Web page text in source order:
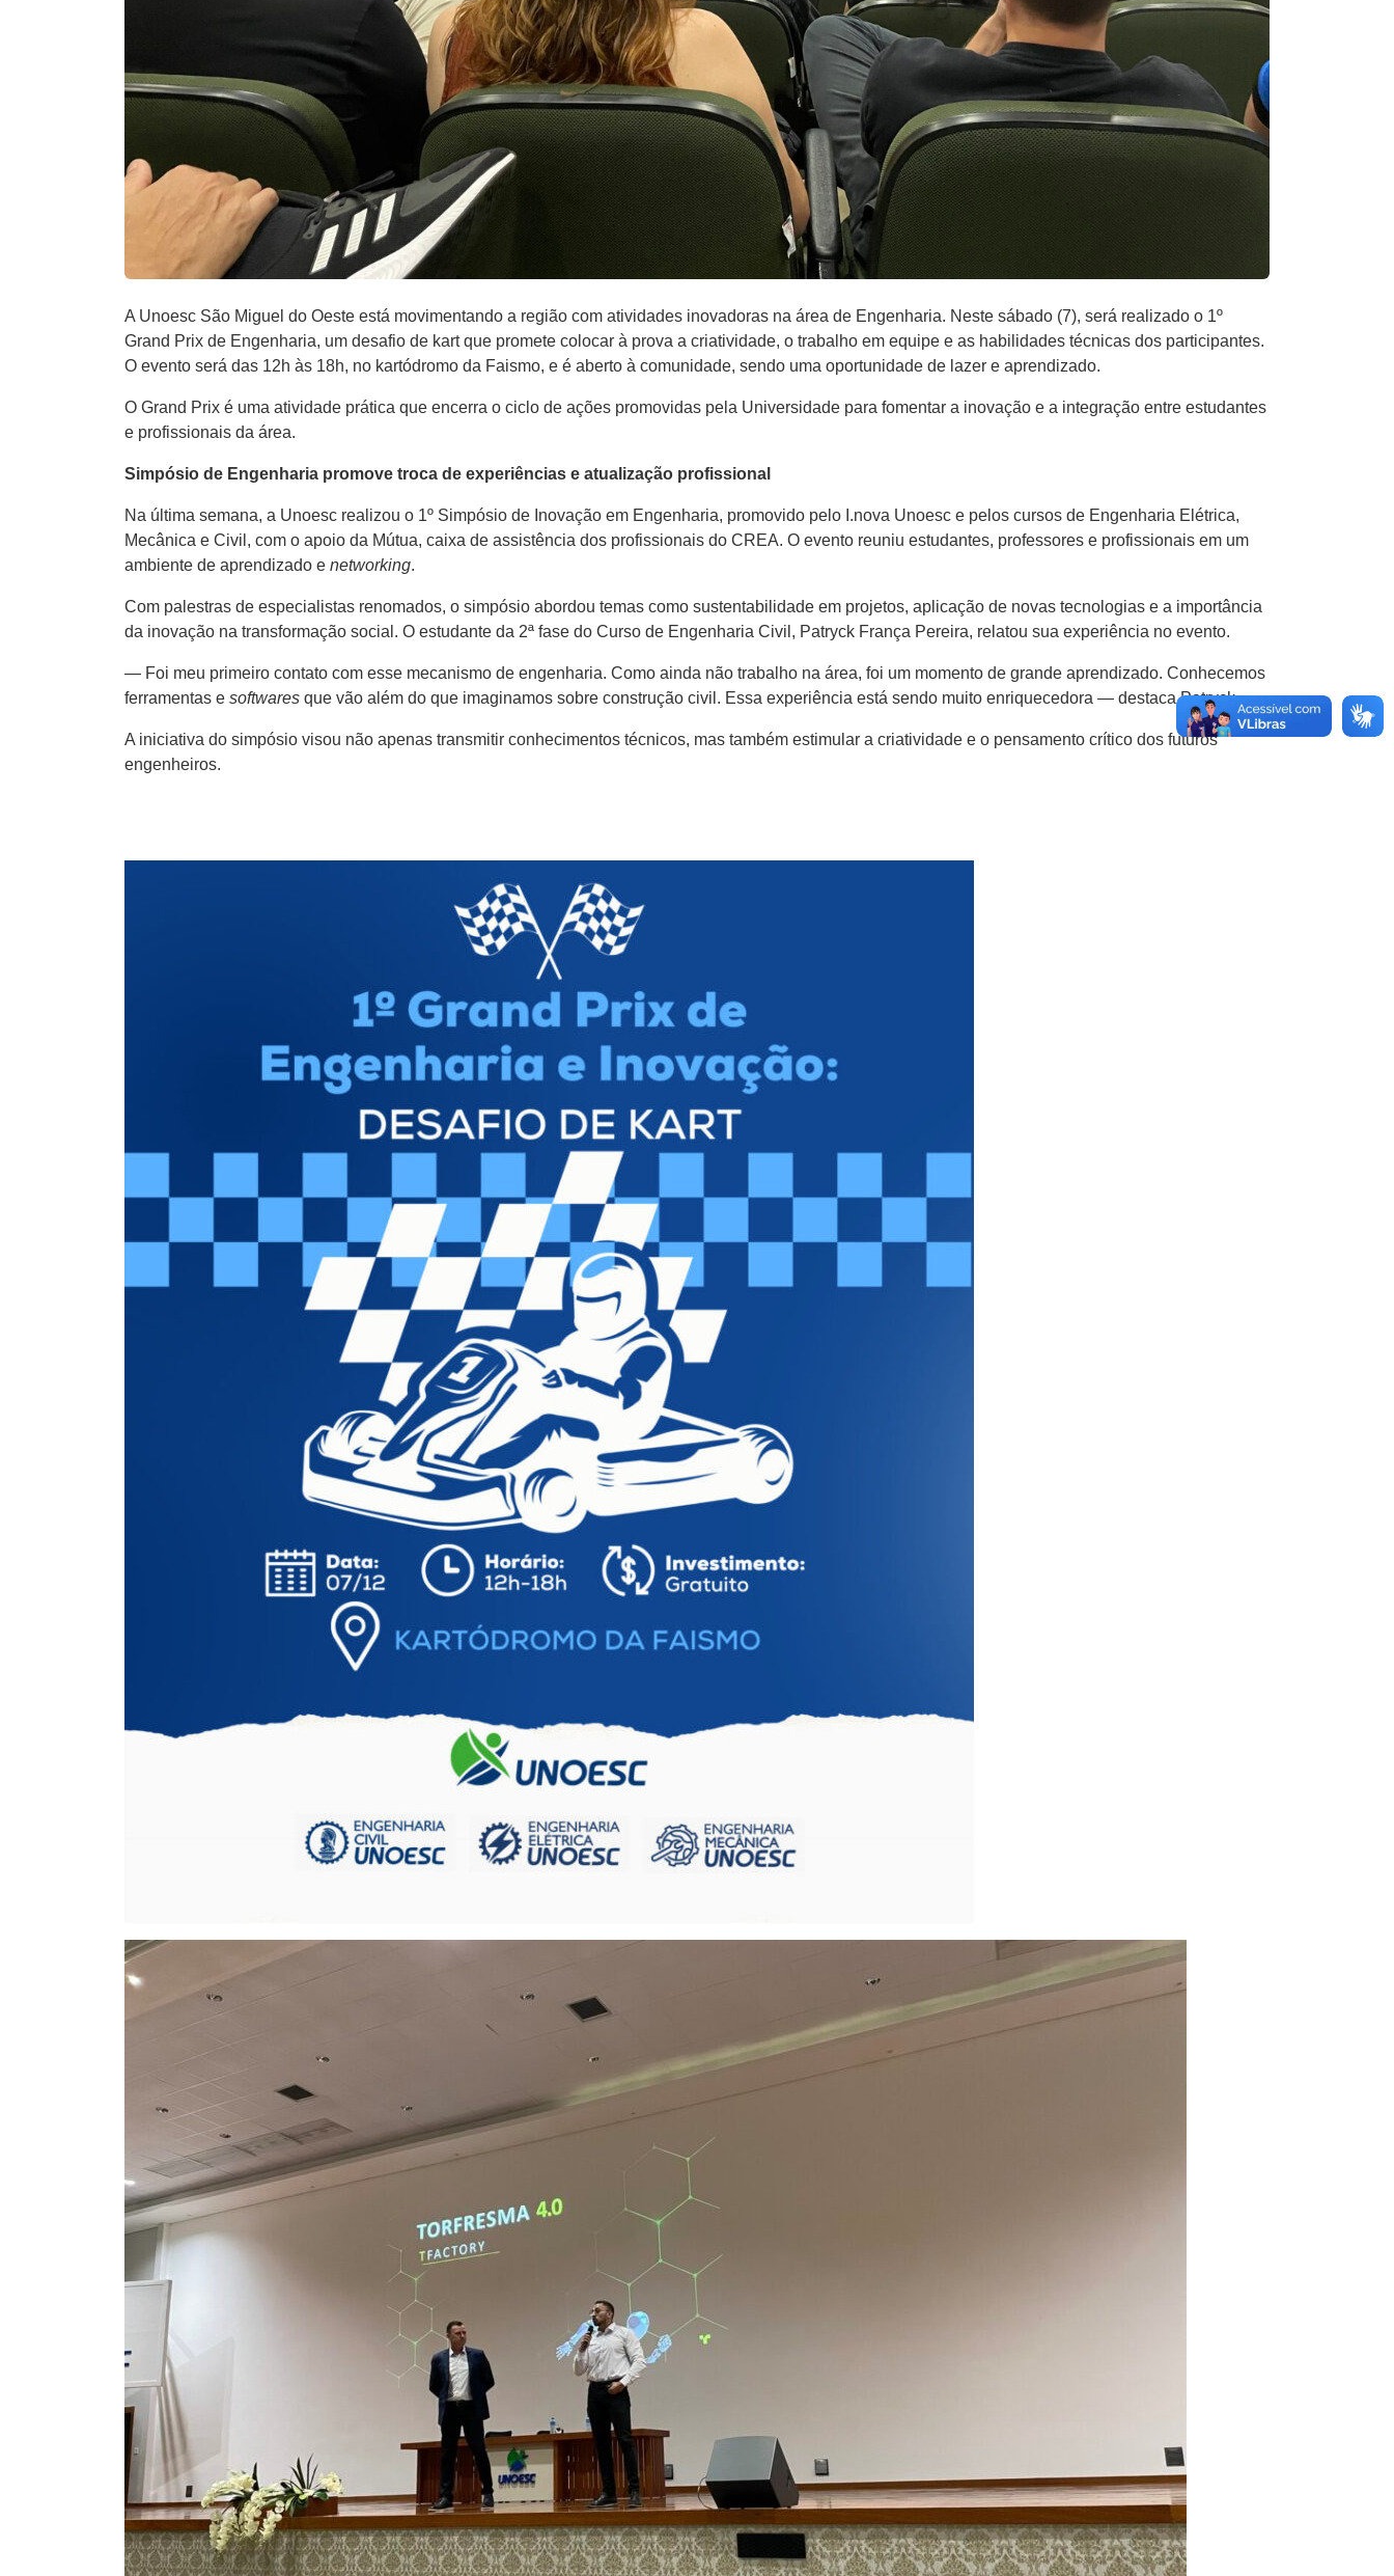
A Unoesc São Miguel do Oeste está movimentando a região com atividades inovadoras na área de Engenharia. Neste sábado (7), será realizado o 1º
Grand Prix de Engenharia, um desafio de kart que promete colocar à prova a criatividade, o trabalho em equipe e as habilidades técnicas dos participantes.
O evento será das 12h às 18h, no kartódromo da Faismo, e é aberto à comunidade, sendo uma oportunidade de lazer e aprendizado.
O Grand Prix é uma atividade prática que encerra o ciclo de ações promovidas pela Universidade para fomentar a inovação e a integração entre estudantes
e profissionais da área.
Simpósio de Engenharia promove troca de experiências e atualização profissional
Na última semana, a Unoesc realizou o 1º Simpósio de Inovação em Engenharia, promovido pelo I.nova Unoesc e pelos cursos de Engenharia Elétrica,
Mecânica e Civil, com o apoio da Mútua, caixa de assistência dos profissionais do CREA. O evento reuniu estudantes, professores e profissionais em um
ambiente de aprendizado e networking.
Com palestras de especialistas renomados, o simpósio abordou temas como sustentabilidade em projetos, aplicação de novas tecnologias e a importância
da inovação na transformação social. O estudante da 2ª fase do Curso de Engenharia Civil, Patryck França Pereira, relatou sua experiência no evento.
— Foi meu primeiro contato com esse mecanismo de engenharia. Como ainda não trabalho na área, foi um momento de grande aprendizado. Conhecemos
ferramentas e softwares que vão além do que imaginamos sobre construção civil. Essa experiência está sendo muito enriquecedora — destaca Patryck.
A iniciativa do simpósio visou não apenas transmitir conhecimentos técnicos, mas também estimular a criatividade e o pensamento crítico dos futuros
engenheiros.